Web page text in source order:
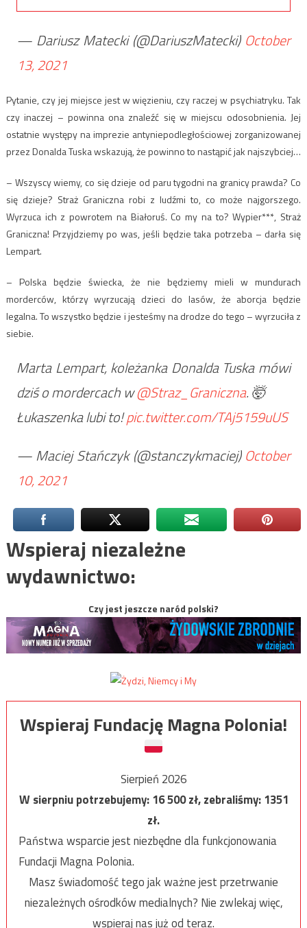
— Dariusz Matecki (@DariuszMatecki) October
13, 2021
Pytanie, czy jej miejsce jest w więzieniu, czy raczej w psychiatryku. Tak
czy inaczej – powinna ona znaleźć się w miejscu odosobnienia. Jej
ostatnie występy na imprezie antyniepodległościowej zorganizowanej
przez Donalda Tuska wskazują, że powinno to nastąpić jak najszybciej…
– Wszyscy wiemy, co się dzieje od paru tygodni na granicy prawda? Co
się dzieje? Straż Graniczna robi z ludźmi to, co może najgorszego.
Wyrzuca ich z powrotem na Białoruś. Co my na to? Wypier***, Straż
Graniczna! Przyjdziemy po was, jeśli będzie taka potrzeba – darła się
Lempart.
– Polska będzie świecka, że nie będziemy mieli w mundurach
morderców, którzy wyrzucają dzieci do lasów, że aborcja będzie
legalna. To wszystko będzie i jesteśmy na drodze do tego – wyrzuciła z
siebie.
Marta Lempart, koleżanka Donalda Tuska mówi
dziś o mordercach w@Straz_Graniczna. 🤯
Łukaszenka lubi to!pic.twitter.com/TAj5159uUS
— Maciej Stańczyk (@stanczykmaciej)October
10, 2021
Wspieraj niezależne
wydawnictwo:
Czy jest jeszcze naród polski?
Wspieraj Fundację Magna Polonia!
Sierpień 2026
W sierpniu potrzebujemy:16 500zł, zebraliśmy:1351
zł.
Państwa wsparcie jest niezbędne dla funkcjonowania
Fundacji Magna Polonia.
Masz świadomość tego jak ważne jest przetrwanie
niezależnych ośrodków medialnych? Nie zwlekaj więc,
wspieraj nas już od teraz.